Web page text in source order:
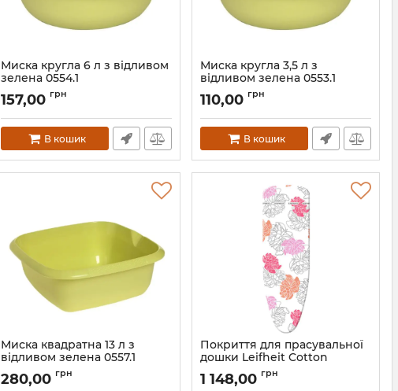
Миска кругла 6 л з відливом
зелена 0554.1
Артикул: 0554.1
157,00 грн
В кошик
Миска кругла 3,5 л з
відливом зелена 0553.1
Артикул: 0553.1
110,00 грн
В кошик
Миска квадратна 13 л з
відливом зелена 0557.1
Артикул: 0557.1
280,00 грн
Покриття для прасувальної
дошки Leifheit Cotton
Артикул: 71601
1 148,00 грн